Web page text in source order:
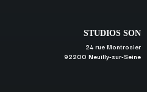
STUDIOS SON
24 rue Montrosier
92200 Neuilly-sur-Seine